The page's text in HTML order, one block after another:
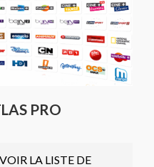
PRO
LA LISTE DE